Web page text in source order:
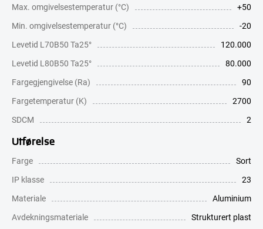
Max. omgivelsestemperatur (°C)
+50
Min. omgivelsestemperatur (°C)
-20
Levetid L70B50 Ta25°
120.000
Levetid L80B50 Ta25°
80.000
Fargegjengivelse (Ra)
90
Fargetemperatur (K)
2700
SDCM
2
Utførelse
Farge
Sort
IP klasse
23
Materiale
Aluminium
Avdekningsmateriale
Strukturert plast